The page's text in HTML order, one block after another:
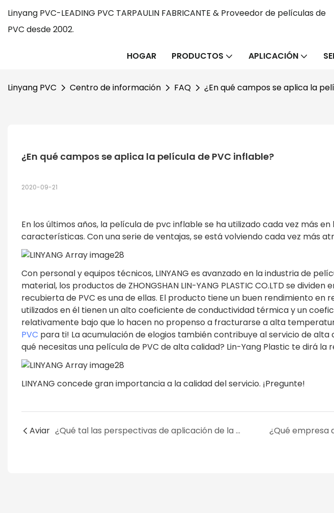
Linyang PVC-LEADING PVC TARPAULIN FABRICANTE & Proveedor de películas de
PVC desde 2002.
HOGAR PRODUCTOS APLICACIÓN
Linyang PVC Centro de información FAQ ¿En qué campos se aplica la
¿En qué campos se aplica la película de PVC inflable?
2020-09-21
En los últimos años, la película de pvc inflable se ha utilizado cada vez más
características. Con una serie de ventajas, se está volviendo cada vez más
Con personal y equipos técnicos, LINYANG es avanzado en la industria de
material, los productos de ZHONGSHAN LIN-YANG PLASTIC CO.LTD se
recubierta de PVC es una de ellas. El producto tiene un buen rendimiento en
utilizados en él tienen un alto coeficiente de conductividad térmica y un
relativamente bajo que lo hacen no propenso a fracturarse a alta
PVC para ti! La acumulación de elogios también contribuye al servicio de alta
qué necesitas una película de PVC de alta calidad? Lin-Yang Plastic te dirá la
LINYANG concede gran importancia a la calidad del servicio. ¡Pregunte!
Aviar ¿Qué tal las perspectivas de aplicación de la película de PVC inflable?